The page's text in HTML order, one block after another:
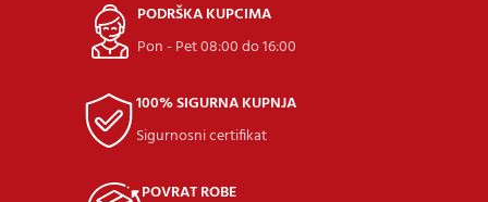
PODRŠKA KUPCIMA
Pon - Pet 08:00 do 16:00
100% SIGURNA KUPNJA
Sigurnosni certifikat
POVRAT ROBE